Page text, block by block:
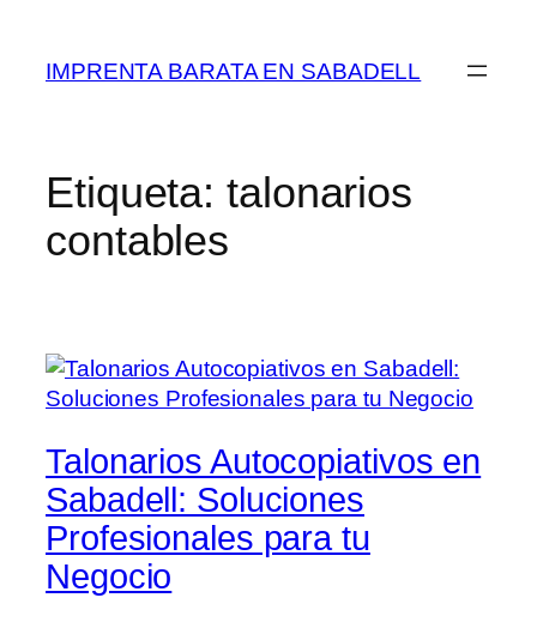
contenido
IMPRENTA BARATA EN SABADELL
Etiqueta: talonarios
contables
Talonarios Autocopiativos en
Sabadell: Soluciones
Profesionales para tu
Negocio